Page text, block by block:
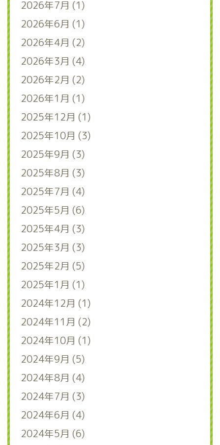
2026年7月 (1)
2026年6月 (1)
2026年4月 (2)
2026年3月 (4)
2026年2月 (2)
2026年1月 (1)
2025年12月 (1)
2025年10月 (3)
2025年9月 (3)
2025年8月 (3)
2025年7月 (4)
2025年5月 (6)
2025年4月 (3)
2025年3月 (3)
2025年2月 (5)
2025年1月 (1)
2024年12月 (1)
2024年11月 (2)
2024年10月 (1)
2024年9月 (5)
2024年8月 (4)
2024年7月 (3)
2024年6月 (4)
2024年5月 (6)